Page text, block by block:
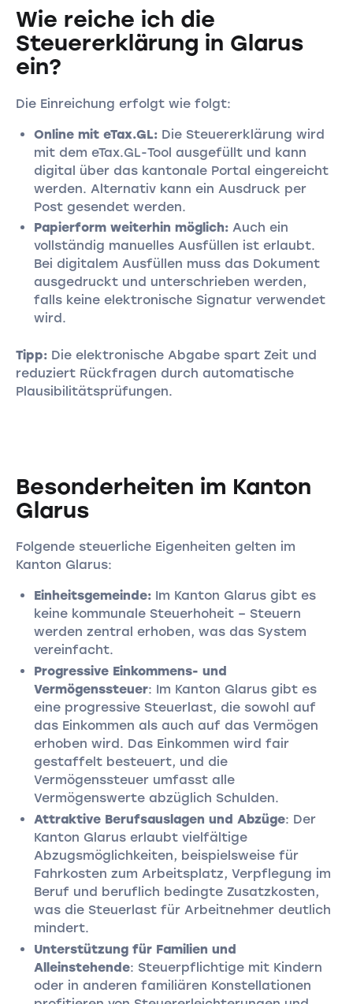
Wie reiche ich die
Steuererklärung in Glarus
ein?
Die Einreichung erfolgt wie folgt:
Online mit eTax.GL: Die Steuererklärung wird
mit dem eTax.GL-Tool ausgefüllt und kann
digital über das kantonale Portal eingereicht
werden. Alternativ kann ein Ausdruck per
Post gesendet werden.
Papierform weiterhin möglich: Auch ein
vollständig manuelles Ausfüllen ist erlaubt.
Bei digitalem Ausfüllen muss das Dokument
ausgedruckt und unterschrieben werden,
falls keine elektronische Signatur verwendet
wird.
Tipp: Die elektronische Abgabe spart Zeit und
reduziert Rückfragen durch automatische
Plausibilitätsprüfungen.
Besonderheiten im Kanton
Glarus
Folgende steuerliche Eigenheiten gelten im
Kanton Glarus:
Einheitsgemeinde: Im Kanton Glarus gibt es
keine kommunale Steuerhoheit – Steuern
werden zentral erhoben, was das System
vereinfacht.
Progressive Einkommens- und
Vermögenssteuer: Im Kanton Glarus gibt es
eine progressive Steuerlast, die sowohl auf
das Einkommen als auch auf das Vermögen
erhoben wird. Das Einkommen wird fair
gestaffelt besteuert, und die
Vermögenssteuer umfasst alle
Vermögenswerte abzüglich Schulden.
Attraktive Berufsauslagen und Abzüge: Der
Kanton Glarus erlaubt vielfältige
Abzugsmöglichkeiten, beispielsweise für
Fahrkosten zum Arbeitsplatz, Verpflegung im
Beruf und beruflich bedingte Zusatzkosten,
was die Steuerlast für Arbeitnehmer deutlich
mindert.
Unterstützung für Familien und
Alleinstehende: Steuerpflichtige mit Kindern
oder in anderen familiären Konstellationen